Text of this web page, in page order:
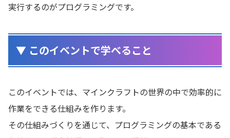
実行するのがプログラミングです。
▼ このイベントで学べること
このイベントでは、マインクラフトの世界の中で効率的に
作業をできる仕組みを作ります。
その仕組みづくりを通じて、プログラミングの基本である